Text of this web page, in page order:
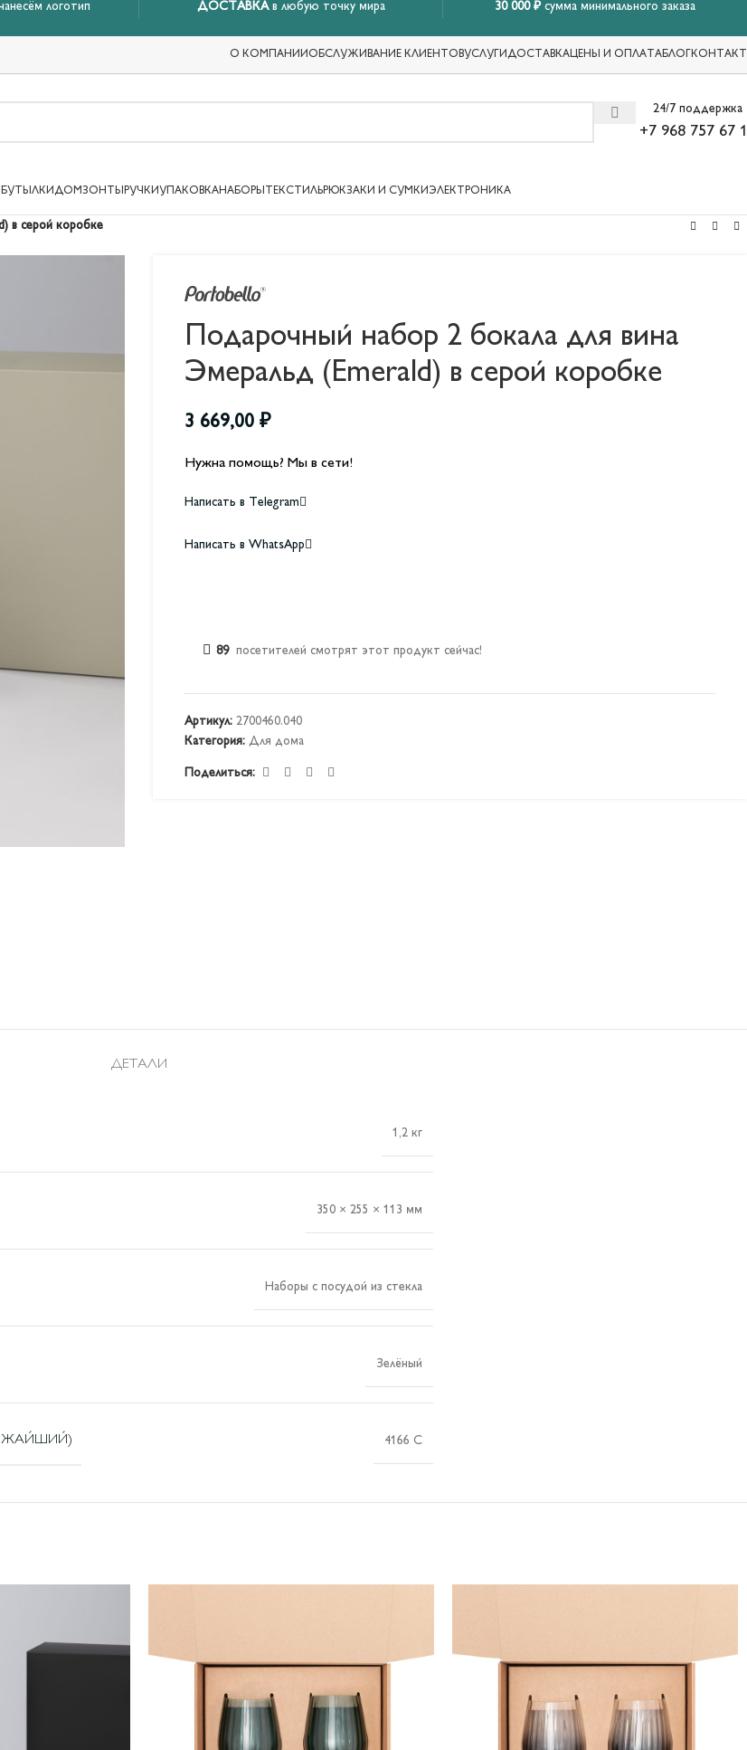
логотип ДОСТАВКА в любую точку мира 30 000 ₽сумма минимального заказа
О КОМПАНИИ ОБСЛУЖИВАНИЕ КЛИЕНТОВУСЛУГИДОСТАВКАЦЕНЫ И ОПЛАТАБЛОГ
24/7 поддержка
+7 968 757 67
ДОМ ЗОНТЫ РУЧКИ УПАКОВКАНАБОРЫ ТЕКСТИЛЬРЮКЗАКИ И СУМКИ ЭЛЕКТРОНИКА
в серой коробке
Подарочный набор 2 бокала для вина
Эмеральд (Emerald) в серой коробке
3 669,00 ₽
Нужна помощь? Мы в сети!
Написать в Telegram
Написать в WhatsApp
89 посетителей смотрят этот продукт сейчас!
Артикул: 2700460.040
Категория: Для дома
Поделиться:
ДЕТАЛИ
1,2 кг
350 × 255 × 113 мм
Наборы с посудой из стекла
Зелёный
4166 C